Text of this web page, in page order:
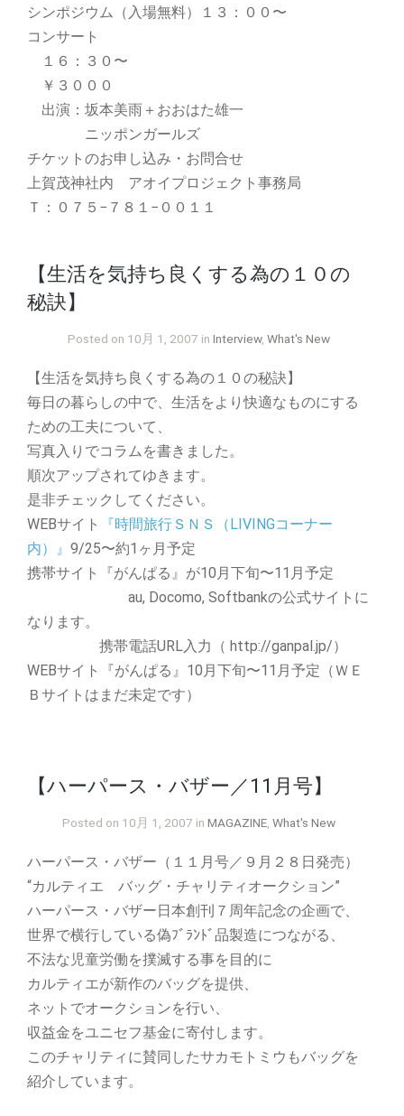
シンポジウム（入場無料）１３：００〜
コンサート
１６：３０〜
￥３０００
出演：坂本美雨＋おおはた雄一
ニッポンガールズ
チケットのお申し込み・お問合せ
上賀茂神社内 アオイプロジェクト事務局
Ｔ：０７５−７８１−００１１
【生活を気持ち良くする為の１０の
秘訣】
Posted on 10月 1, 2007 in Interview, What's New
【生活を気持ち良くする為の１０の秘訣】
毎日の暮らしの中で、生活をより快適なものにする
ための工夫について、
写真入りでコラムを書きました。
順次アップされてゆきます。
是非チェックしてください。
WEBサイト
『時間旅行ＳＮＳ（LIVINGコーナー
内）』 9/25〜約1ヶ月予定
携帯サイト『がんぱる』が10月下旬〜11月予定
au, Docomo, Softbankの公式サイトに
なります。
携帯電話URL入力（ http://ganpal.jp/）
WEBサイト『がんぱる』10月下旬〜11月予定（ＷＥ
Ｂサイトはまだ未定です）
【ハーパース・バザー／11月号】
Posted on 10月 1, 2007 in MAGAZINE, What's New
ハーパース・バザー（１１月号／９月２８日発売）
“カルティエ バッグ・チャリティオークション”
ハーパース・バザー日本創刊７周年記念の企画で、
世界で横行している偽ﾌﾞﾗﾝﾄﾞ品製造につながる、
不法な児童労働を撲滅する事を目的に
カルティエが新作のバッグを提供、
ネットでオークションを行い、
収益金をユニセフ基金に寄付します。
このチャリティに賛同したサカモトミウもバッグを
紹介しています。